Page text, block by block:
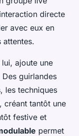
directe
avec eux en
attentes.
ajoute une
guirlandes
les techniques
créant tantôt une
festive et
permet